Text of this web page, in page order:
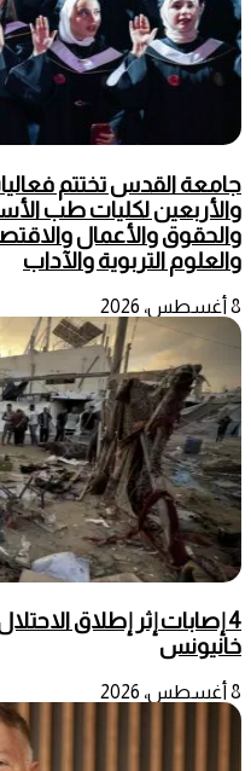
جامعة القدس تختتم
والأربعين لكليات طب
والحقوق والأعمال
والعلوم التربوية والآداب
8 أغسطس، 2026
4 إصابات إثر إطلاق
خانيونس
8 أغسطس، 2026